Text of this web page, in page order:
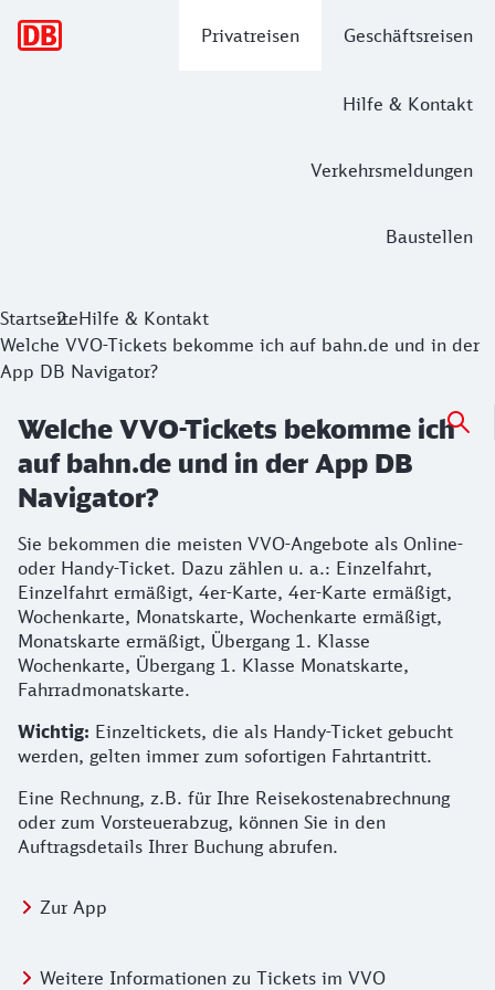
Privatreisen Geschäftsreisen
Hilfe & Kontakt
Verkehrsmeldungen
Baustellen
StartseiteHilfe & Kontakt
Welche VVO-Tickets bekomme ich auf bahn.de und in der
App DB Navigator?
Welche VVO-Tickets bekomme ich
auf bahn.de und in der App DB
Navigator?
Sie bekommen die meisten VVO-Angebote als Online-
oder Handy-Ticket. Dazu zählen u. a.: Einzelfahrt,
Einzelfahrt ermäßigt, 4er-Karte, 4er-Karte ermäßigt,
Wochenkarte, Monatskarte, Wochenkarte ermäßigt,
Monatskarte ermäßigt, Übergang 1. Klasse
Wochenkarte, Übergang 1. Klasse Monatskarte,
Fahrradmonatskarte.
Wichtig: Einzeltickets, die als Handy-Ticket gebucht
werden, gelten immer zum sofortigen Fahrtantritt.
Eine Rechnung, z.B. für Ihre Reisekostenabrechnung
oder zum Vorsteuerabzug, können Sie in den
Auftragsdetails Ihrer Buchung abrufen.
Zur App
Weitere Informationen zu Tickets im VVO